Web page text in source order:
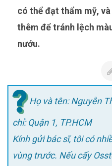
có thể đạt thẩm mỹ,
thêm để tránh lệch
nướu.
Họ và tên: Nguyễn
chỉ: Quận 1, TP.HCM
Kính gửi bác sĩ, tôi có
vùng trước. Nếu cấy